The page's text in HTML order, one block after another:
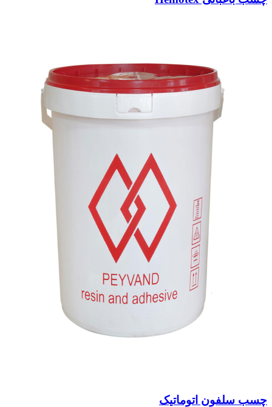
چسب سلفون اتوماتیک